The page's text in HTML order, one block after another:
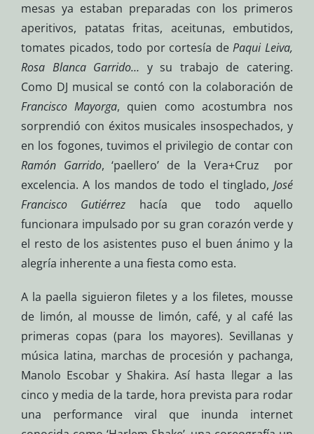
mesas ya estaban preparadas con los primeros
aperitivos, patatas fritas, aceitunas, embutidos,
tomates picados, todo por cortesía dePaqui Leiva,
Rosa Blanca Garrido… y su trabajo de catering.
Como DJ musical se contó con la colaboración de
Francisco Mayorga, quien como acostumbra nos
sorprendió con éxitos musicales insospechados, y
en los fogones, tuvimos el privilegio de contar con
Ramón Garrido, ‘paellero’ de la Vera+Cruz por
excelencia. A los mandos de todo el tinglado, José
Francisco Gutiérrez hacía que todo aquello
funcionara impulsado por su gran corazón verde y
el resto de los asistentes puso el buen ánimo y la
alegría inherente a una fiesta como esta.
A la paella siguieron filetes y a los filetes, mousse
de limón, al mousse de limón, café, y al café las
primeras copas (para los mayores). Sevillanas y
música latina, marchas de procesión y pachanga,
Manolo Escobar y Shakira. Así hasta llegar a las
cinco y media de la tarde, hora prevista para rodar
una performance viral que inunda internet